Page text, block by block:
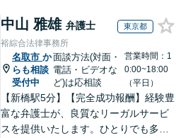
中山 雅雄 弁護士 東京都
裕綜合法律事務所
名取市 か
らも相談
受付中
面談方法(対面・
電話・ビデオな
ど)は応相談
営業時間：1
0:00~18:00
（平日）
【新橋駅5分】【完全成功報酬】経験豊
富な弁護士が、良質なリーガルサービ
スを提供いたします。ひとりでも多く